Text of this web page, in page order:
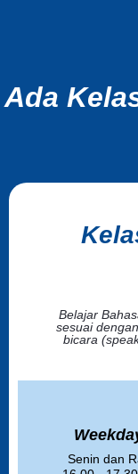
Ada
Belajar
sesuai
bicara
Senin dan